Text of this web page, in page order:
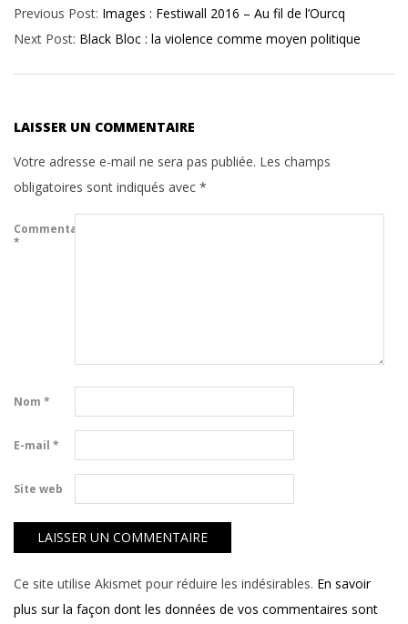
05-
22
Previous Post: Images : Festiwall 2016 – Au fil de l’Ourcq
Next Post: Black Bloc : la violence comme moyen politique
LAISSER UN COMMENTAIRE
Votre adresse e-mail ne sera pas publiée. Les champs
obligatoires sont indiqués avec *
Commentaire
*
Nom *
E-mail *
Site web
Ce site utilise Akismet pour réduire les indésirables. En savoir
plus sur la façon dont les données de vos commentaires sont